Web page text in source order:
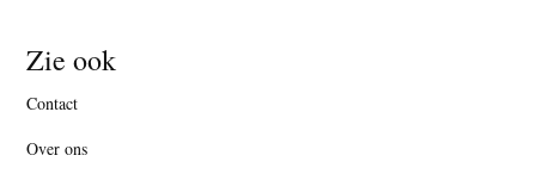
Zie ook
Contact
Over ons